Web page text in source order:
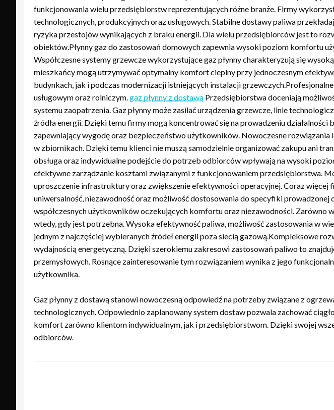
funkcjonowania wielu przedsiębiorstw reprezentujących różne branże. Firmy
technologicznych, produkcyjnych oraz usługowych. Stabilne dostawy paliwa
ryzyka przestojów wynikających z braku energii. Dla wielu przedsiębiorców jest to
obiektów.Płynny gaz do zastosowań domowych zapewnia wysoki poziom komfortu
Współczesne systemy grzewcze wykorzystujące gaz płynny charakteryzują się
mieszkańcy mogą utrzymywać optymalny komfort cieplny przy jednoczesnym
budynkach, jak i podczas modernizacji istniejących instalacji
usługowym oraz rolniczym.gaz płynny z dostawą Przedsiębiorstwa doceniają
systemu zaopatrzenia. Gaz płynny może zasilać urządzenia grzewcze, linie
źródła energii. Dzięki temu firmy mogą koncentrować się na prowadzeniu
zapewniający wygodę oraz bezpieczeństwo użytkowników. Nowoczesne
w zbiornikach. Dzięki temu klienci nie muszą samodzielnie organizować zakupu ani
obsługa oraz indywidualne podejście do potrzeb odbiorców wpływają na wysoki
efektywne zarządzanie kosztami związanymi z funkcjonowaniem przedsiębiorstwa.
uproszczenie infrastruktury oraz zwiększenie efektywności operacyjnej. Coraz więcej
uniwersalność, niezawodność oraz możliwość dostosowania do specyfiki
współczesnych użytkowników oczekujących komfortu oraz niezawodności. Zarówno
wtedy, gdy jest potrzebna. Wysoka efektywność paliwa, możliwość zastosowania w
jednym z najczęściej wybieranych źródeł energii poza siecią gazową.Kompleksowe
wydajnością energetyczną. Dzięki szerokiemu zakresowi zastosowań paliwo to
przemysłowych. Rosnące zainteresowanie tym rozwiązaniem wynika z jego
użytkownika.
Gaz płynny z dostawą stanowi nowoczesną odpowiedź na potrzeby związane z
technologicznych. Odpowiednio zaplanowany system dostaw pozwala zachować
komfort zarówno klientom indywidualnym, jak i przedsiębiorstwom. Dzięki swojej
odbiorców.